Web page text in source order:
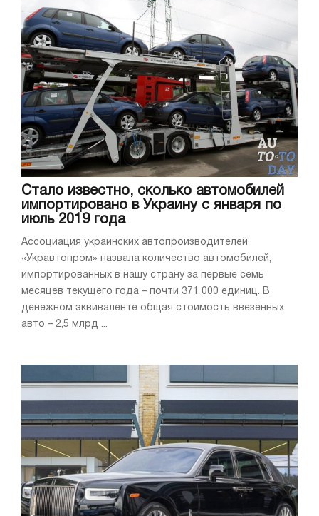
Стало известно, сколько автомобилей
импортировано в Украину с января по
июль 2019 года
Ассоциация украинских автопроизводителей
«Укравтопром» назвала количество автомобилей,
импортированных в нашу страну за первые семь
месяцев текущего года – почти 371 000 единиц. В
денежном эквиваленте общая стоимость ввезённых
авто – 2,5 млрд ...